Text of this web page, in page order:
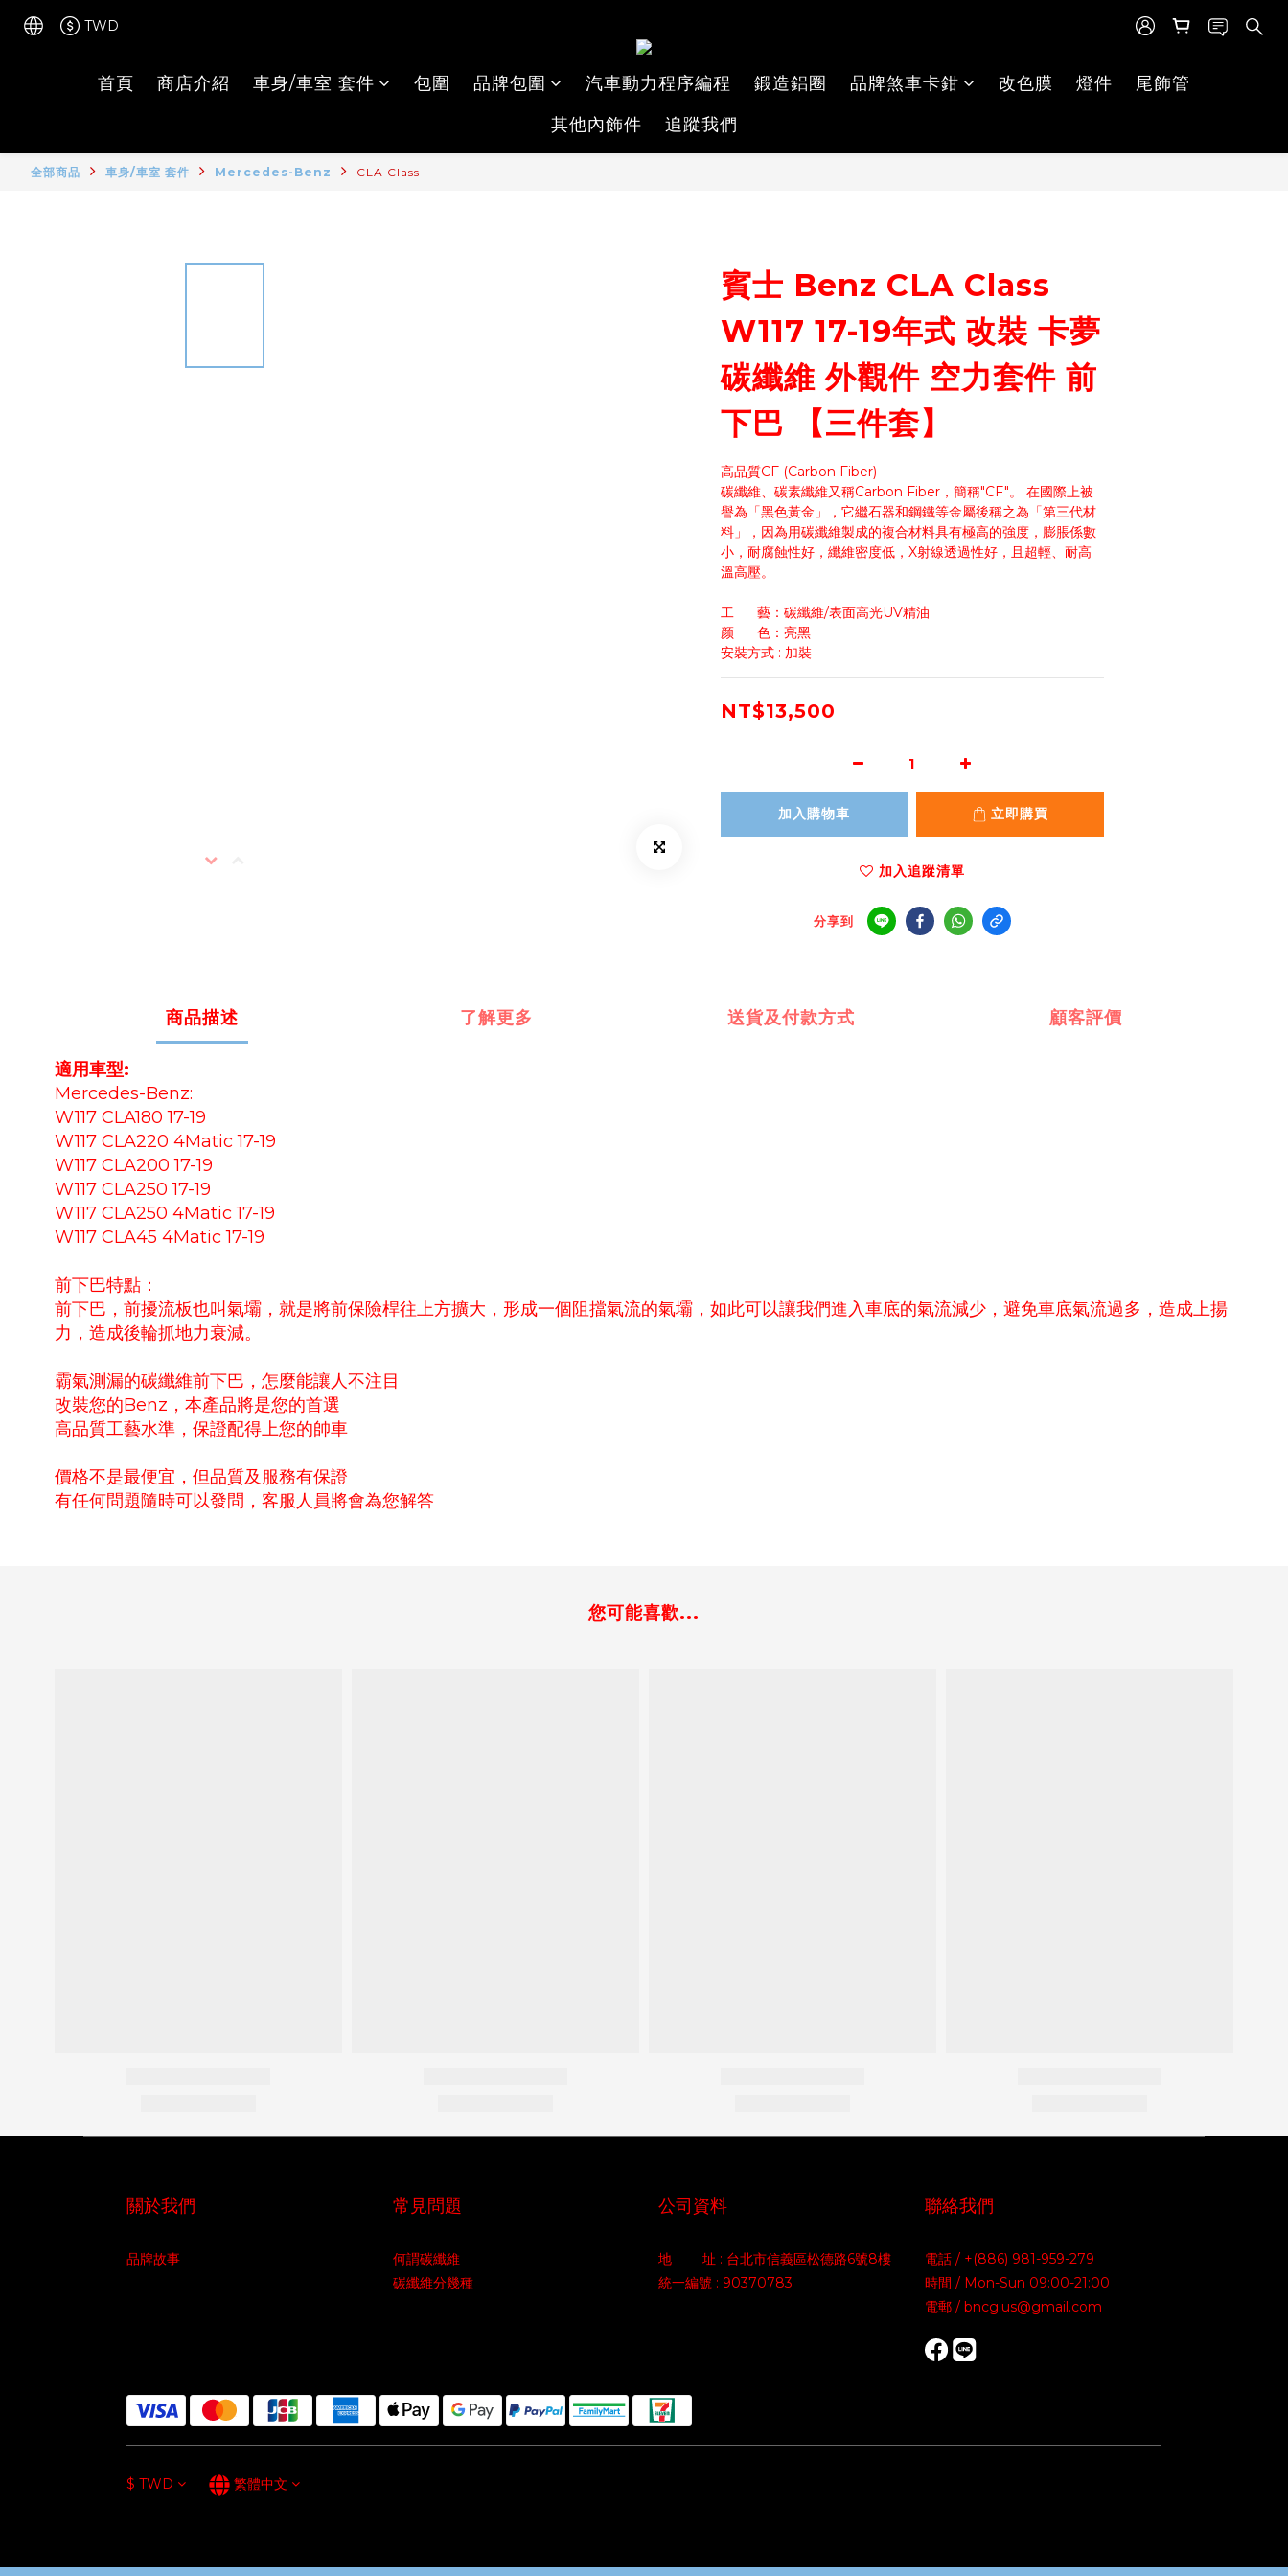
TWD
首頁 商店介紹 車身/車室 套件 包圍 品牌包圍 汽車動力程序編程 鍛造鋁圈 品牌煞車卡鉗 改色膜 燈件
尾飾管
其他內飾件
追蹤我們
全部商品 車身/車室 套件 Mercedes-Benz CLA Class
賓士 Benz CLA Class
W117 17-19年式 改裝 卡夢
碳纖維 外觀件 空力套件 前
下巴 【三件套】
高品質CF (Carbon Fiber)
碳纖維、碳素纖維又稱Carbon Fiber，簡稱"CF"。 在國際上被
譽為「黑色黃金」，它繼石器和鋼鐵等金屬後稱之為「第三代材
料」，因為用碳纖維製成的複合材料具有極高的強度，膨脹係數
小，耐腐蝕性好，纖維密度低，X射線透過性好，且超輕、耐高
溫高壓。
工      藝：碳纖維/表面高光UV精油
颜      色：亮黑
安裝方式 : 加裝
NT$13,500
加入購物車 立即購買
加入追蹤清單
分享到
商品描述 了解更多 送貨及付款方式 顧客評價
適用車型:
Mercedes-Benz:
W117 CLA180 17-19
W117 CLA220 4Matic 17-19
W117 CLA200 17-19
W117 CLA250 17-19
W117 CLA250 4Matic 17-19
W117 CLA45 4Matic 17-19
前下巴特點：
前下巴，前擾流板也叫氣壩，就是將前保險桿往上方擴大，形成一個阻擋氣流的氣壩，如此可以讓我們進入車底的氣流減少，避免車底氣流過多，造成上揚
力，造成後輪抓地力衰減。
霸氣測漏的碳纖維前下巴，怎麼能讓人不注目
改裝您的Benz，本產品將是您的首選
高品質工藝水準，保證配得上您的帥車
價格不是最便宜，但品質及服務有保證
有任何問題隨時可以發問，客服人員將會為您解答
您可能喜歡...
關於我們
品牌故事
常見問題
何謂碳纖維
碳纖維分幾種
公司資料
地 址 : 台北市信義區松德路6號8樓
統一編號 : 90370783
聯絡我們
電話 / +(886) 981-959-279
時間 / Mon-Sun 09:00-21:00
電郵 / bncg.us@gmail.com
$ TWD 繁體中文